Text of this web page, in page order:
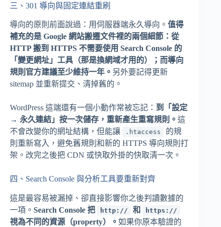
三、301 導向與固定連結重刷
導向的原則前面說過：用伺服器端永久導向。 值得
補充的是 Google 網站搬遷文件裡的兩個細節：從
HTTP 搬到 HTTPS 不需要使用 Search Console 的
「變更網址」工具（那是換網域才用的）；而導向
規則官方建議至少維持一年。 另外要記得更新
sitemap 並重新提交、清掉舊的。
WordPress 這端還有一個小動作常被忘記： 到「設定
→ 永久連結」按一次儲存，重新產生重寫規則。 這
不會改變你的網址結構，但能讓
.htaccess
的規
則重新寫入，避免舊規則和新的 HTTPS 導向規則打
架。改完之後把 CDN 或快取外掛的快取清一次。
四、Search Console 與分析工具要重新對齊
這是最容易被漏掉、卻直接影響你之後判讀數據的
一項。 Search Console 把 http:// 和 https://
視為不同的資源（property）。 如果你原本驗證的